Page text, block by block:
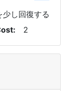
し回復する
2